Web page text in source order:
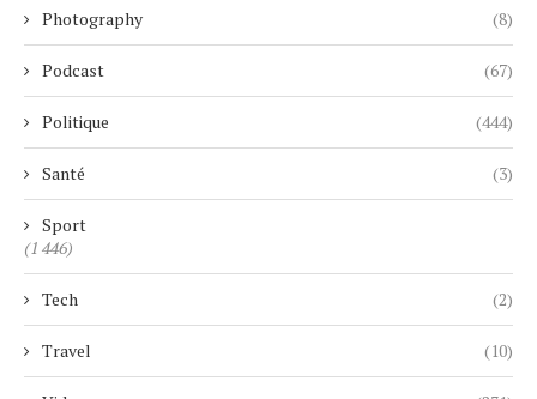
Photography (8)
Podcast (67)
Politique (444)
Santé (3)
Sport
(1 446)
Tech (2)
Travel (10)